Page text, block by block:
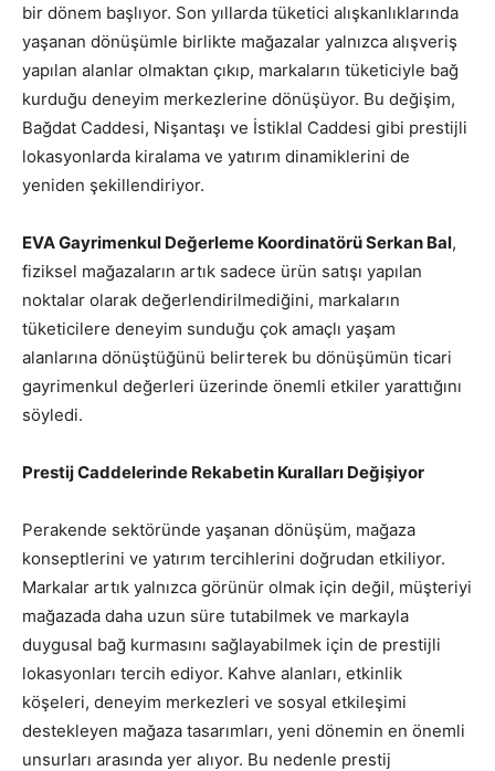
bir dönem başlıyor. Son yıllarda tüketici alışkanlıklarında
yaşanan dönüşümle birlikte mağazalar yalnızca alışveriş
yapılan alanlar olmaktan çıkıp, markaların tüketiciyle bağ
kurduğu deneyim merkezlerine dönüşüyor. Bu değişim,
Bağdat Caddesi, Nişantaşı ve İstiklal Caddesi gibi prestijli
lokasyonlarda kiralama ve yatırım dinamiklerini de
yeniden şekillendiriyor.
EVA Gayrimenkul Değerleme Koordinatörü Serkan Bal,
fiziksel mağazaların artık sadece ürün satışı yapılan
noktalar olarak değerlendirilmediğini, markaların
tüketicilere deneyim sunduğu çok amaçlı yaşam
alanlarına dönüştüğünü belirterek bu dönüşümün ticari
gayrimenkul değerleri üzerinde önemli etkiler yarattığını
söyledi.
Prestij Caddelerinde Rekabetin Kuralları Değişiyor
Perakende sektöründe yaşanan dönüşüm, mağaza
konseptlerini ve yatırım tercihlerini doğrudan etkiliyor.
Markalar artık yalnızca görünür olmak için değil, müşteriyi
mağazada daha uzun süre tutabilmek ve markayla
duygusal bağ kurmasını sağlayabilmek için de prestijli
lokasyonları tercih ediyor. Kahve alanları, etkinlik
köşeleri, deneyim merkezleri ve sosyal etkileşimi
destekleyen mağaza tasarımları, yeni dönemin en önemli
unsurları arasında yer alıyor. Bu nedenle prestij